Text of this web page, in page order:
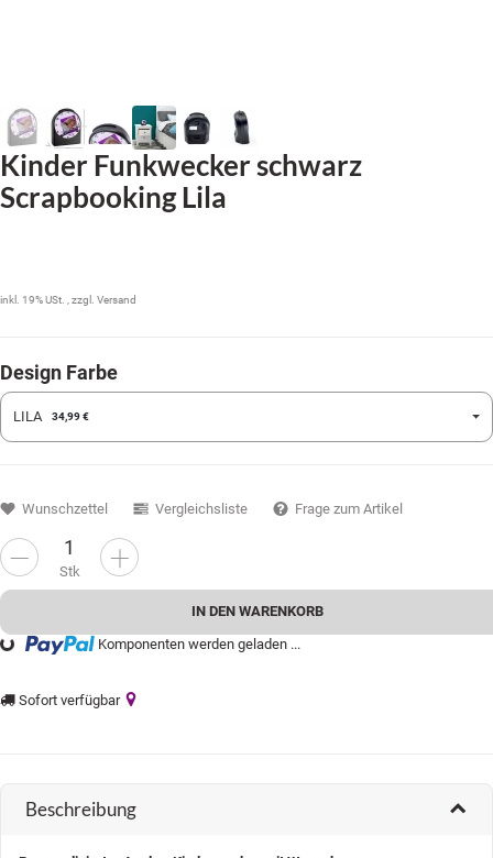
Kinder Funkwecker schwarz
Scrapbooking Lila
inkl. 19% USt. , zzgl. Versand
Design Farbe
LILA 34,99 €
Stk
IN DEN WARENKORB
Komponenten werden geladen ...
Sofort verfügbar
Wunschzettel Vergleichsliste Frage zum Artikel
Beschreibung